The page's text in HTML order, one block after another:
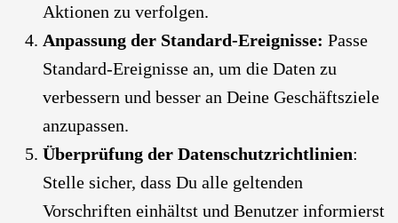
Aktionen zu verfolgen.
Anpassung der Standard-Ereignisse: Passe
Standard-Ereignisse an, um die Daten zu
verbessern und besser an Deine Geschäftsziele
anzupassen.
Überprüfung der Datenschutzrichtlinien:
Stelle sicher, dass Du alle geltenden
Vorschriften einhältst und Benutzer informierst